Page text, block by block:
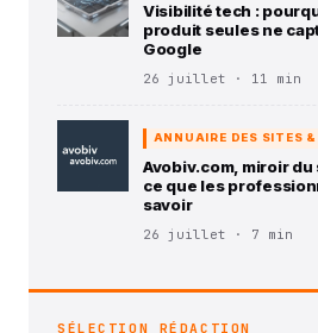
Visibilité tech :
produit seules ne
Google
26 juillet · 11 min
ANNUAIRE DES SITES &
Avobiv.com, miroir
ce que les
savoir
26 juillet · 7 min
SÉLECTION RÉDACTION